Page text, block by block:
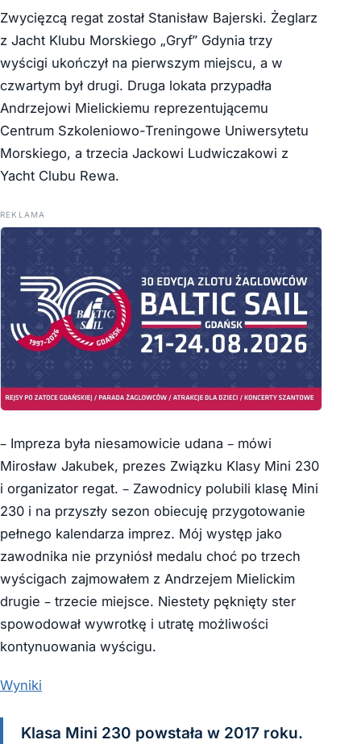
Zwycięzcą regat został Stanisław Bajerski. Żeglarz
z Jacht Klubu Morskiego „Gryf” Gdynia trzy
wyścigi ukończył na pierwszym miejscu, a w
czwartym był drugi. Druga lokata przypadła
Andrzejowi Mielickiemu reprezentującemu
Centrum Szkoleniowo-Treningowe Uniwersytetu
Morskiego, a trzecia Jackowi Ludwiczakowi z
Yacht Clubu Rewa.
REKLAMA
– Impreza była niesamowicie udana – mówi
Mirosław Jakubek, prezes Związku Klasy Mini 230
i organizator regat. – Zawodnicy polubili klasę Mini
230 i na przyszły sezon obiecuję przygotowanie
pełnego kalendarza imprez. Mój występ jako
zawodnika nie przyniósł medalu choć po trzech
wyścigach zajmowałem z Andrzejem Mielickim
drugie – trzecie miejsce. Niestety pęknięty ster
spowodował wywrotkę i utratę możliwości
kontynuowania wyścigu.
Wyniki
Klasa Mini 230 powstała w 2017 roku.